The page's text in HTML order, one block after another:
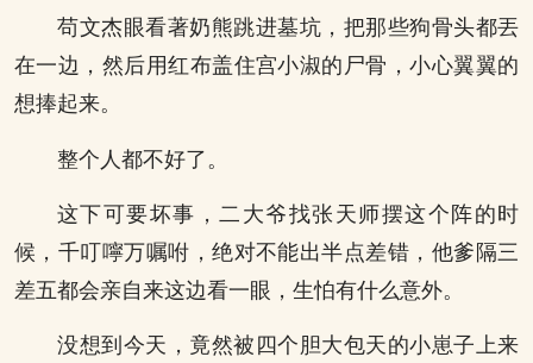
苟文杰眼看著奶熊跳进墓坑，把那些狗骨头都丟
在一边，然后用红布盖住宫小淑的尸骨，小心翼翼的
想捧起来。
整个人都不好了。
这下可要坏事，二大爷找张天师摆这个阵的时
候，千叮嚀万嘱咐，绝对不能出半点差错，他爹隔三
差五都会亲自来这边看一眼，生怕有什么意外。
没想到今天，竟然被四个胆大包天的小崽子上来